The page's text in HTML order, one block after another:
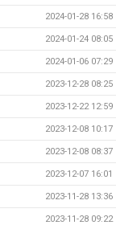
2024-01-28 16:58
2024-01-24 08:05
2024-01-06 07:29
2023-12-28 08:25
2023-12-22 12:59
2023-12-08 10:17
2023-12-08 08:37
2023-12-07 16:01
2023-11-28 13:36
2023-11-28 09:22